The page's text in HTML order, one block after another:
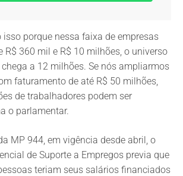
isso porque nessa faixa de empresas
R$ 360 mil e R$ 10 milhões, o universo
a 12 milhões. Se nós ampliarmos
faturamento de até R$ 50 milhões,
de trabalhadores podem ser
o parlamentar.
MP 944, em vigência desde abril, o
de Suporte a Empregos previa que
teriam seus salários financiados